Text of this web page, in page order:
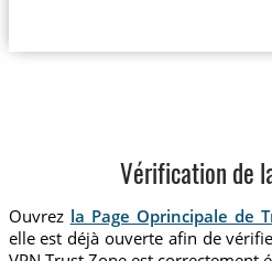
Vérification de
Ouvrez la Page Oprincipale de
elle est déjà ouverte afin de